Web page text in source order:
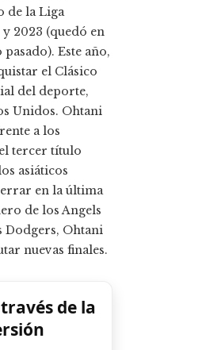
de la Liga
2023 (quedó en
Este año,
el Clásico
del deporte,
Unidos. Ohtani
a los
tercer título
asiáticos
en la última
de los Angels
Dodgers, Ohtani
nuevas finales.
de la